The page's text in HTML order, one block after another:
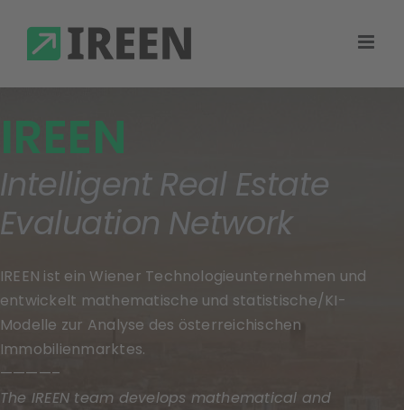
IREEN
Intelligent Real Estate
Evaluation Network
IREEN ist ein Wiener Technologieunternehmen und
entwickelt mathematische und statistische/KI-
Modelle zur Analyse des österreichischen
Immobilienmarktes.
————–
The IREEN team develops mathematical and